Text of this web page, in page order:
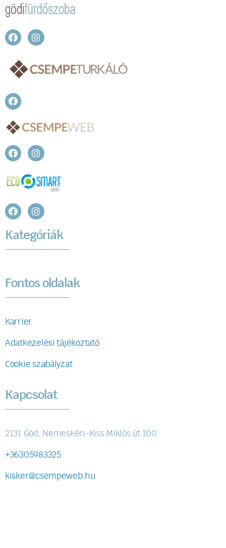
Kategóriák
Fontos oldalak
Karrier
Adatkezelési tájékoztató
Cookie szabályzat
Kapcsolat
2131 Göd, Nemeskéri-Kiss Miklós út 100.
+36305983325
kisker@csempeweb.hu